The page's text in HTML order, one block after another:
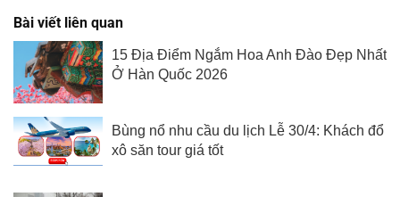
Bài viết liên quan
15 Địa Điểm Ngắm Hoa Anh Đào Đẹp Nhất
Ở Hàn Quốc 2026
Bùng nổ nhu cầu du lịch Lễ 30/4: Khách đổ
xô săn tour giá tốt